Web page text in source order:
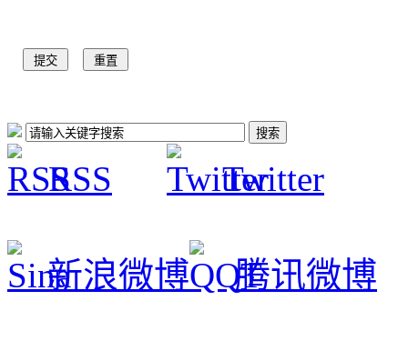
RSS Twitter
新浪微博 腾讯微博